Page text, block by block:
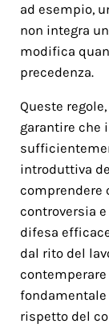
ad esempio,
non integra
modifica
precedenza.
Queste
garantire che
introduttiva
comprendere
controversia
difesa
dal rito del
rispetto del